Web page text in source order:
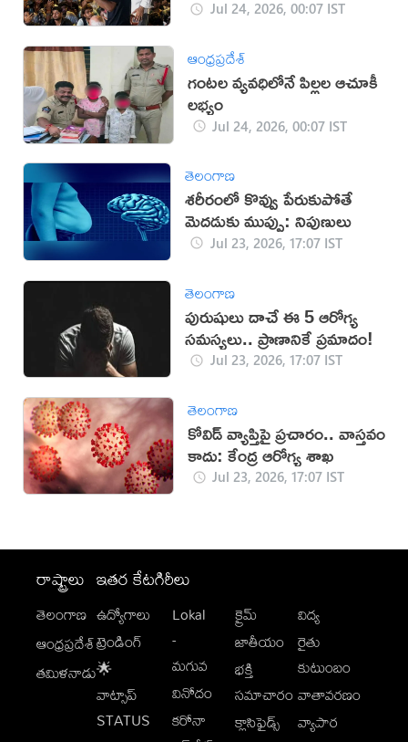
Jul 24, 2026, 00:07 IST
ఆంధ్రప్రదేశ్
గంటల వ్యవధిలోనే పిల్లల ఆచూకీ
లభ్యం
Jul 24, 2026, 00:07 IST
తెలంగాణ
శరీరంలో కొవ్వు పేరుకుపోతే
మెదడుకు ముప్పు: నిపుణులు
Jul 23, 2026, 17:07 IST
తెలంగాణ
పురుషులు దాచే ఈ 5 ఆరోగ్య
సమస్యలు.. ప్రాణానికే ప్రమాదం!
Jul 23, 2026, 17:07 IST
తెలంగాణ
కోవిడ్ వ్యాప్తిపై ప్రచారం.. వాస్తవం
కాదు: కేంద్ర ఆరోగ్య శాఖ
Jul 23, 2026, 17:07 IST
రాష్ట్రాలు
తెలంగాణ
ఆంధ్రప్రదేశ్
తమిళనాడు
ఇతర కేటగిరీలు
ఉద్యోగాలు
ట్రెండింగ్
🌟
వాట్సాప్
STATUS
Lokal
-
మగువ
వినోదం
కరోనా
క్రైమ్
జాతీయం
భక్తి
సమాచారం
క్లాసిఫైడ్స్
విద్య
రైతు
కుటుంబం
వాతావరణం
వ్యాపార